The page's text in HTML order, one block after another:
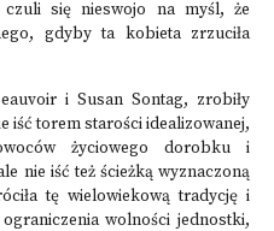
się nieswojo na myśl, że
gdyby ta kobieta zrzuciła
i Susan Sontag, zrobiły
iść torem starości idealizowanej,
życiowego dorobku i
nie iść też ścieżką wyznaczoną
tę wielowiekową tradycję i
wolności jednostki,